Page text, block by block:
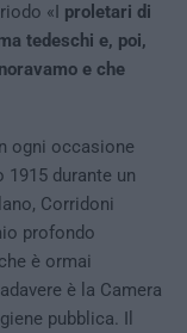
«I proletari di
tedeschi e, poi,
e che
ogni occasione
durante un
Corridoni
profondo
è ormai
è la Camera
pubblica. Il